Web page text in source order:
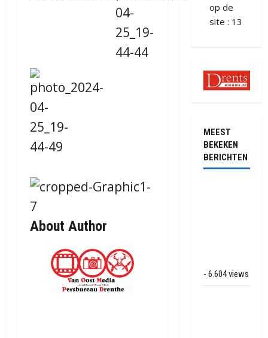
About Author
op de
site : 13
MEEST
BEKEKEN
BERICHTEN
- 6.604 views